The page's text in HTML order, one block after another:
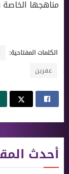
مناهجها
الكلمات المفتاحية:
عفرين
أحدث